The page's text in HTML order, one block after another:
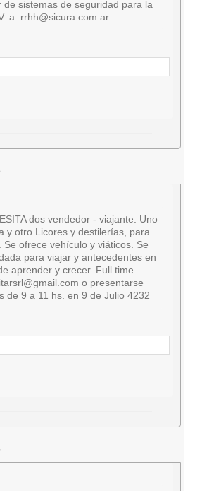
de sistemas de seguridad para la
a: rrhh@sicura.com.ar
dos vendedor - viajante: Uno
y otro Licores y destilerías, para
Se ofrece vehículo y viáticos. Se
para viajar y antecedentes en
aprender y crecer. Full time.
o presentarse
de 9 a 11 hs. en 9 de Julio 4232